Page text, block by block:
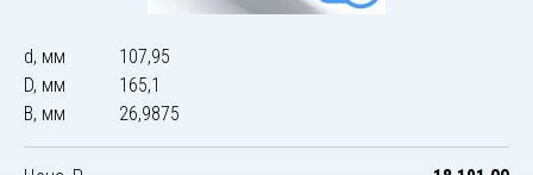
d, мм
107,95
D, мм
165,1
B, мм
26,9875